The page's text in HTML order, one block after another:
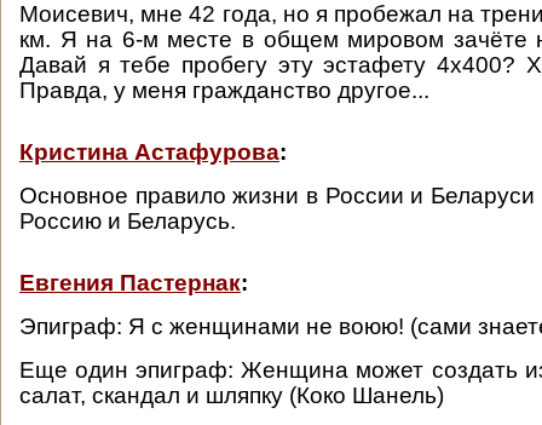
Моисевич, мне 42 года, но я пробежал на
км. Я на 6-м месте в общем мировом зачёте
Давай я тебе пробегу эту эстафету 4х400?
Правда, у меня гражданство другое...
Кристина Астафурова:
Основное правило жизни в России и Беларуси
Россию и Беларусь.
Евгения Пастернак:
Эпиграф: Я с женщинами не воюю! (сами
Еще один эпиграф: Женщина может создать
салат, скандал и шляпку (Коко Шанель)